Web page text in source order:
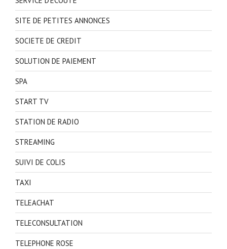
SITE DE PETITES ANNONCES
SOCIETE DE CREDIT
SOLUTION DE PAIEMENT
SPA
START TV
STATION DE RADIO
STREAMING
SUIVI DE COLIS
TAXI
TELEACHAT
TELECONSULTATION
TELEPHONE ROSE